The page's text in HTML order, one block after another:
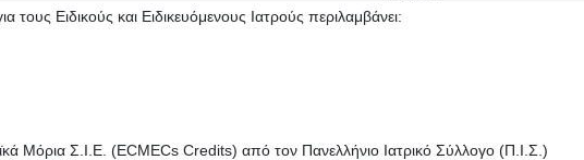
τους Ειδικούς και Ειδικευόμενους Ιατρούς περιλαμβάνει:
Μόρια Σ.Ι.Ε. (ECMECs Credits) από τον Πανελλήνιο Ιατρικό Σύλλογο (Π.Ι.Σ.)